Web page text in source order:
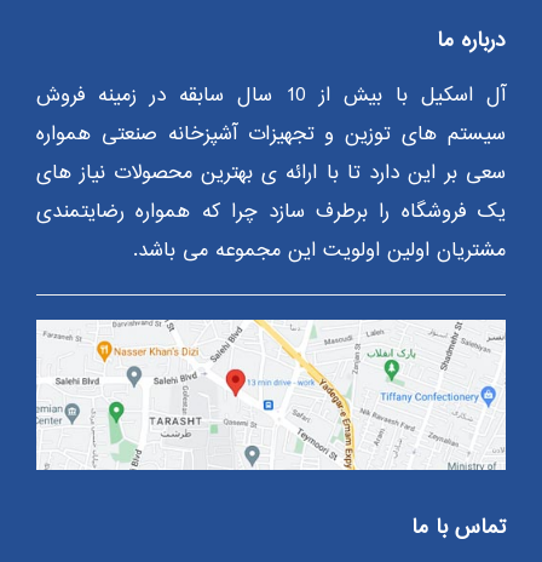
درباره ما
آل اسکیل با بیش از 10 سال سابقه در زمینه فروش
سیستم های توزین و تجهیزات آشپزخانه صنعتی همواره
سعی بر این دارد تا با ارائه ی بهترین محصولات نیاز های
یک فروشگاه را برطرف سازد چرا که همواره رضایتمندی
مشتریان اولین اولویت این مجموعه می باشد.
تماس با ما